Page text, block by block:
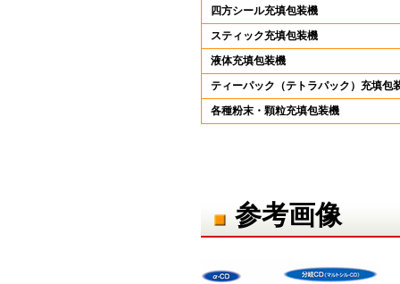
四方シール充填包装機
スティック充填包装機
液体充填包装機
ティーパック（テトラパック）充填包
各種粉末・顆粒充填包装機
参考画像